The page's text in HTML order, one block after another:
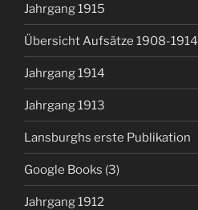
Jahrgang 1915
Übersicht Aufsätze 1908-1914
Jahrgang 1914
Jahrgang 1913
Lansburghs erste Publikation
Google Books (3)
Jahrgang 1912